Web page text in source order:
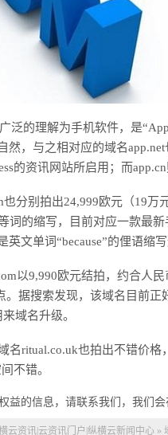
泛的理解为手机软件，是
然，与之相对应的域名
的资讯网站所启用；而
分别拍出24,999欧元（19万
词的缩写，目前对应一款最
文单词“because”的俚语缩
以9,990欧元结拍，约合人
。据搜索发现，该域名目前正
域名升级。
名ritual.co.uk也拍出不错价
不错。
的信息，请联系我们，我们会
云资讯|云资讯门户|纵横云新闻中心 »